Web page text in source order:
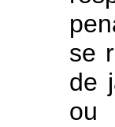
se
de
ou